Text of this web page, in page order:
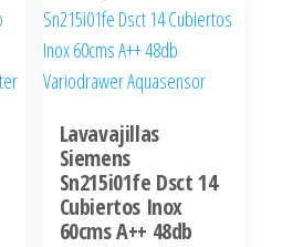
Lavavajillas
Siemens
Sn215i01fe Dsct 14
Cubiertos Inox
60cms A++ 48db